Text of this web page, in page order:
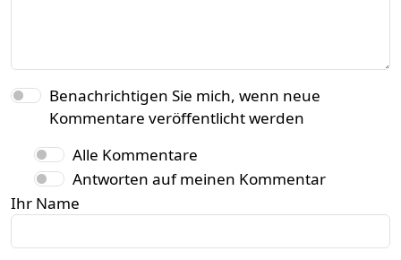
Benachrichtigen Sie mich, wenn neue
Kommentare veröffentlicht werden
Alle Kommentare
Antworten auf meinen Kommentar
Ihr Name